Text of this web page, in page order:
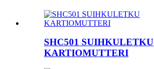
SHC501 SUIHKULETKU
KARTIOMUTTERI